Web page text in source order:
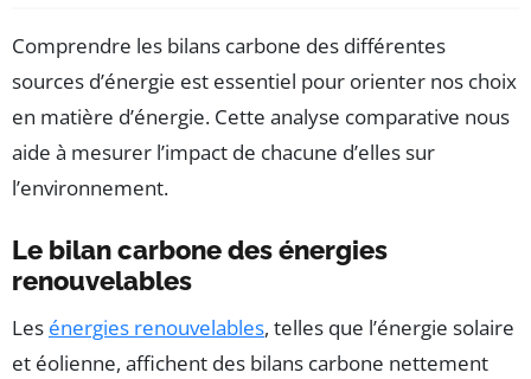
Comprendre les bilans carbone des différentes
sources d’énergie est essentiel pour orienter nos choix
en matière d’énergie. Cette analyse comparative nous
aide à mesurer l’impact de chacune d’elles sur
l’environnement.
Le bilan carbone des énergies
renouvelables
Les énergies renouvelables, telles que l’énergie solaire
et éolienne, affichent des bilans carbone nettement